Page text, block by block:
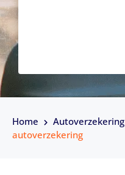
Home Autoverzekering
autoverzekering